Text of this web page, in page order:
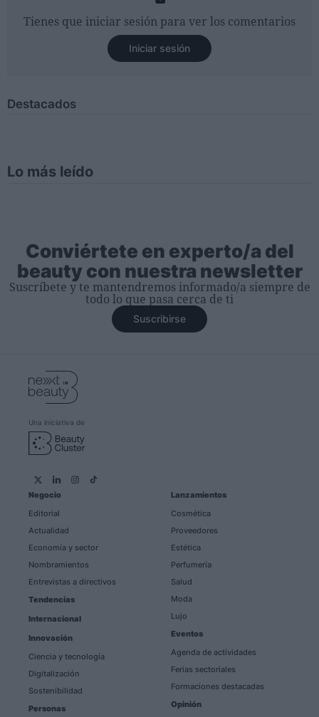
Tienes que iniciar sesión para ver los comentarios
Iniciar sesión
Destacados
Lo más leído
Conviértete en experto/a del
beauty con nuestra newsletter
Suscríbete y te mantendremos informado/a siempre de
todo lo que pasa cerca de ti
Suscribirse
Una iniciativa de
Negocio
Editorial
Actualidad
Economía y sector
Nombramientos
Entrevistas a directivos
Tendencias
Internacional
Innovación
Ciencia y tecnología
Digitalización
Sostenibilidad
Personas
Lanzamientos
Cosmética
Proveedores
Estética
Perfumería
Salud
Moda
Lujo
Eventos
Agenda de actividades
Ferias sectoriales
Formaciones destacadas
Opinión